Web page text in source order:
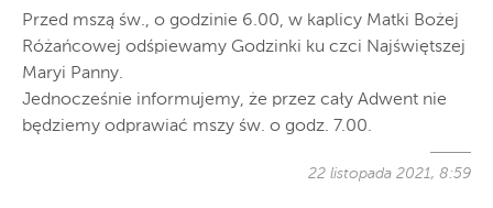
Przed mszą św., o godzinie 6.00, w kaplicy Matki Bożej
Różańcowej odśpiewamy Godzinki ku czci Najświętszej
Maryi Panny.
Jednocześnie informujemy, że przez cały Adwent nie
będziemy odprawiać mszy św. o godz. 7.00.
22 listopada 2021, 8:59